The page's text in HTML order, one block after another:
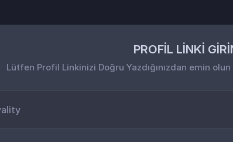
PROFİL LİNKİ
Lütfen Profil Linkinizi Doğru Yazdığınızdan emin